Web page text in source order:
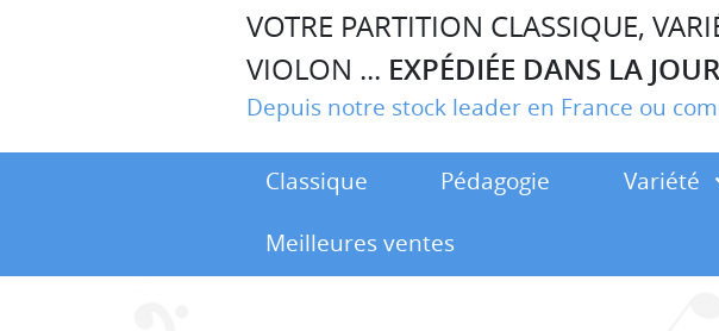
VOTRE PARTITION CLASSIQUE,
VIOLON ... EXPÉDIÉE DANS LA
Depuis notre stock leader en France ou
Classique Pédagogie Variété
Meilleures ventes